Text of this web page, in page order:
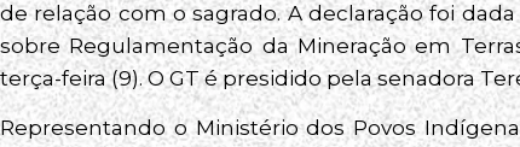
de relação com o sagrado. A declaração foi
sobre Regulamentação da Mineração em
terça-feira (9). O GT é presidido pela senadora
Representando o Ministério dos Povos